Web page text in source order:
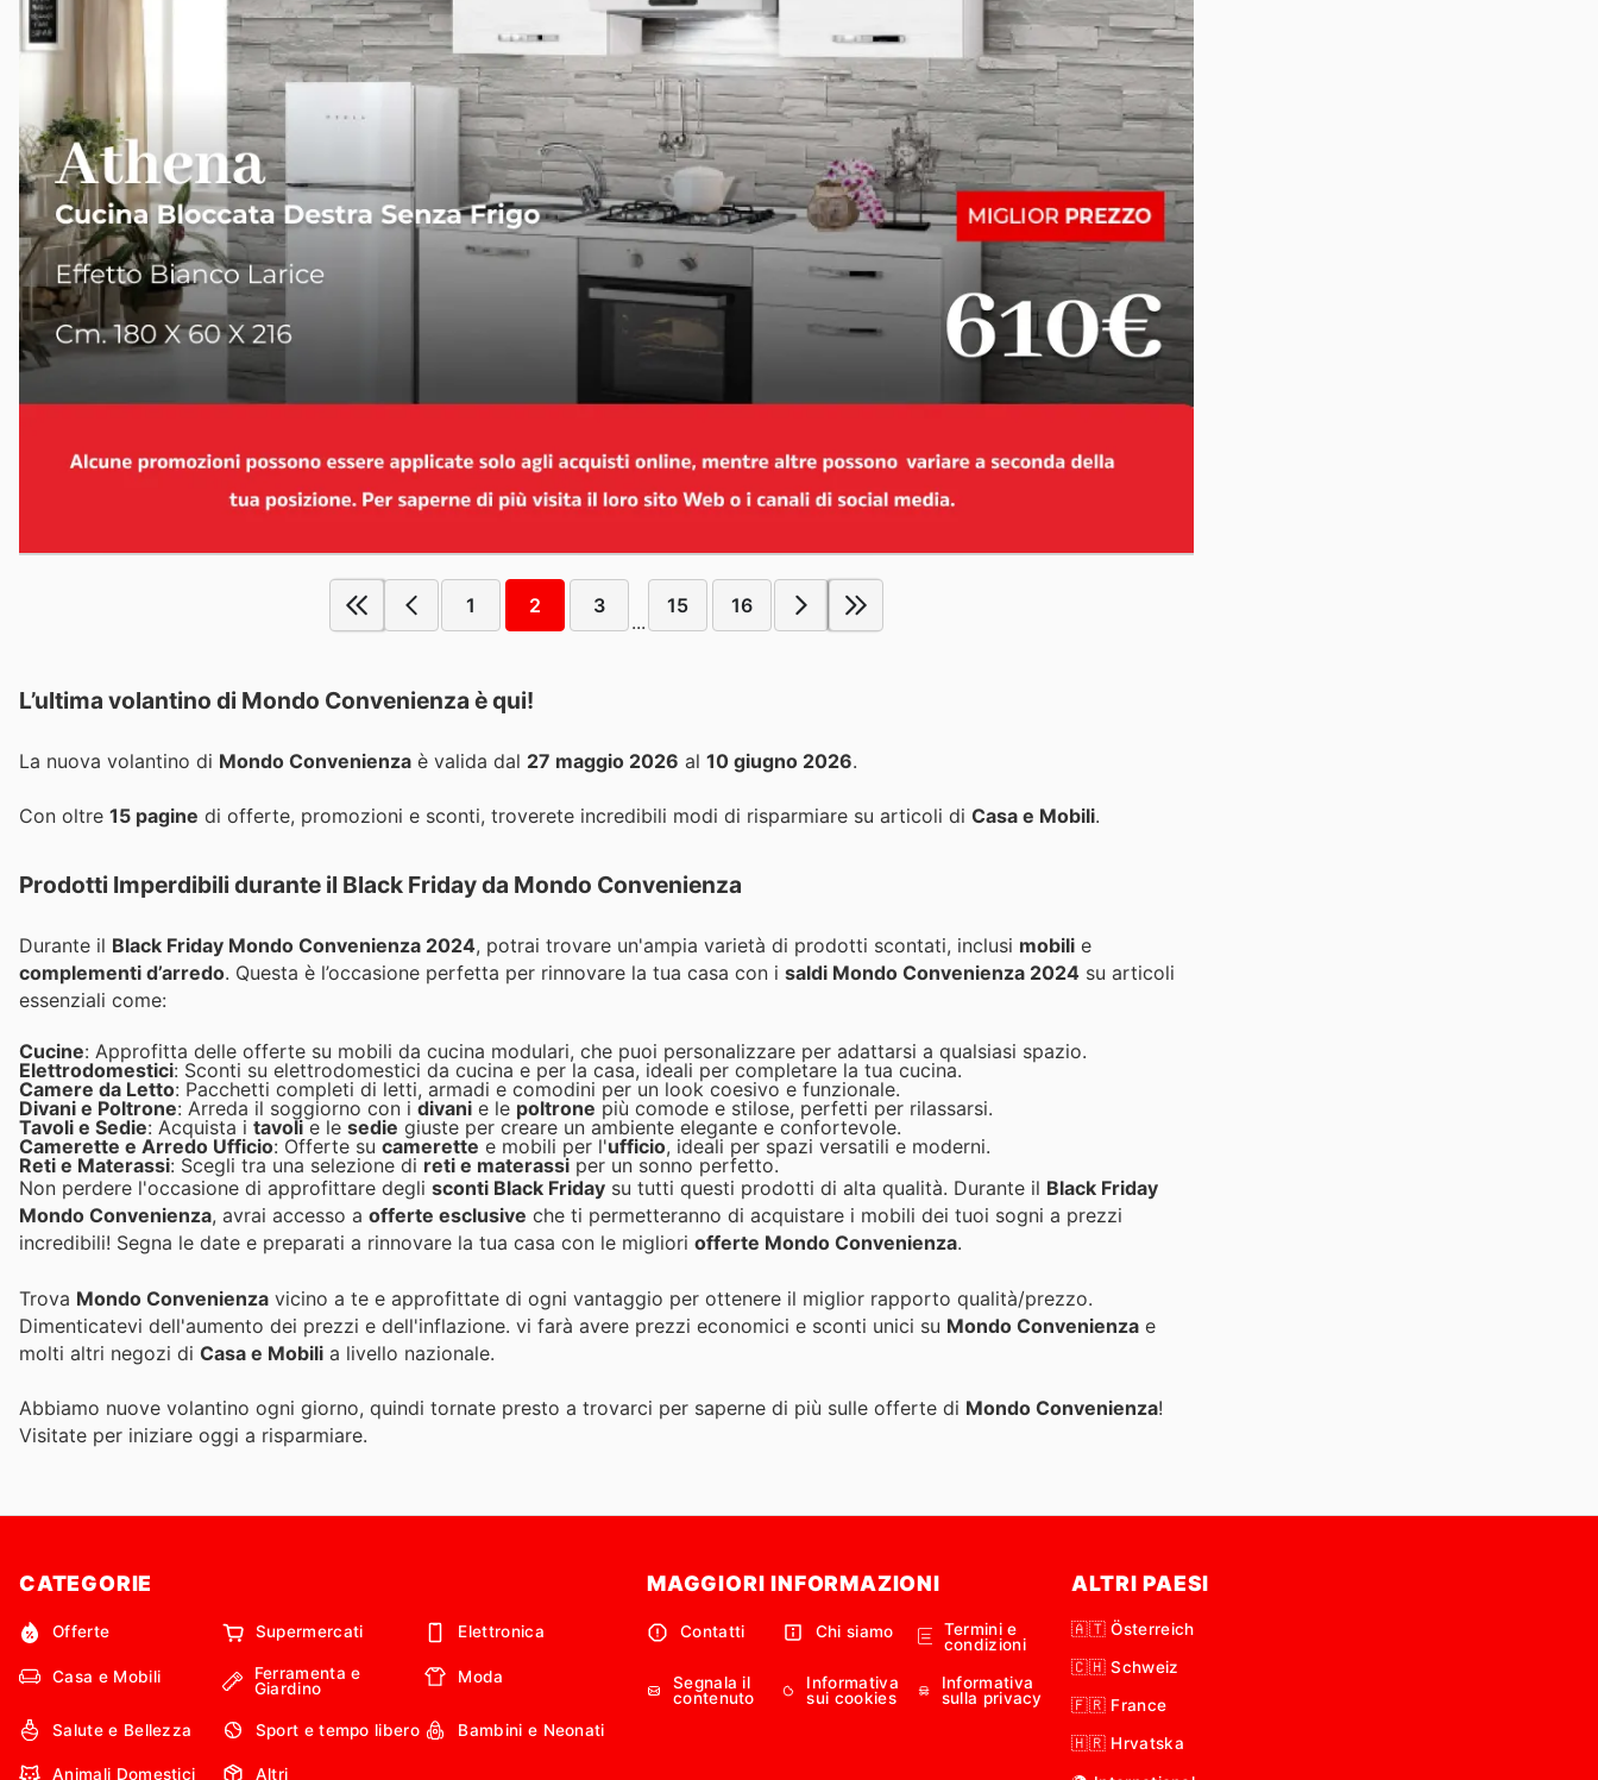
1 2 3
...
15 16
L’ultima volantino di Mondo Convenienza è qui!
La nuova volantino di Mondo Convenienza è valida dal 27 maggio 2026 al 10 giugno 2026.
Con oltre 15 pagine di offerte, promozioni e sconti, troverete incredibili modi di risparmiare su articoli di Casa e Mobili.
Prodotti Imperdibili durante il Black Friday da Mondo Convenienza
Durante il Black Friday Mondo Convenienza 2024, potrai trovare un'ampia varietà di prodotti scontati, inclusi mobili e
complementi d’arredo. Questa è l’occasione perfetta per rinnovare la tua casa con i saldi Mondo Convenienza 2024 su articoli
essenziali come:
Cucine: Approfitta delle offerte su mobili da cucina modulari, che puoi personalizzare per adattarsi a qualsiasi spazio.
Elettrodomestici: Sconti su elettrodomestici da cucina e per la casa, ideali per completare la tua cucina.
Camere da Letto: Pacchetti completi di letti, armadi e comodini per un look coesivo e funzionale.
Divani e Poltrone: Arreda il soggiorno con i divani e le poltrone più comode e stilose, perfetti per rilassarsi.
Tavoli e Sedie: Acquista i tavolie le sedie giuste per creare un ambiente elegante e confortevole.
Camerette e Arredo Ufficio: Offerte su camerette e mobili per l'ufficio, ideali per spazi versatili e moderni.
Reti e Materassi: Scegli tra una selezione di reti e materassi per un sonno perfetto.
Non perdere l'occasione di approfittare degli sconti Black Friday su tutti questi prodotti di alta qualità. Durante il Black Friday
Mondo Convenienza, avrai accesso a offerte esclusive che ti permetteranno di acquistare i mobili dei tuoi sogni a prezzi
incredibili! Segna le date e preparati a rinnovare la tua casa con le migliori offerte Mondo Convenienza.
Trova Mondo Convenienza vicino a te e approfittate di ogni vantaggio per ottenere il miglior rapporto qualità/prezzo.
Dimenticatevi dell'aumento dei prezzi e dell'inflazione. vi farà avere prezzi economici e sconti unici su Mondo Convenienza e
molti altri negozi di Casa e Mobili a livello nazionale.
Abbiamo nuove volantino ogni giorno, quindi tornate presto a trovarci per saperne di più sulle offerte di Mondo Convenienza!
Visitate per iniziare oggi a risparmiare.
CATEGORIE
Offerte Supermercati Elettronica
Casa e Mobili
Ferramenta e
Giardino
Moda
Salute e Bellezza Sport e tempo libero Bambini e Neonati
Animali Domestici Altri
MAGGIORI INFORMAZIONI
Contatti Chi siamo
Termini e
condizioni
Segnala il
contenuto
Informativa
sui cookies
Informativa
sulla privacy
ALTRI PAESI
🇦🇹 Österreich
🇨🇭 Schweiz
🇫🇷 France
🇭🇷 Hrvatska